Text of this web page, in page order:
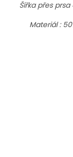
Šířka přes
Materiál :